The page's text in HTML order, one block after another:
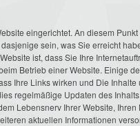
eingerichtet. An diesem
sein, was Sie erreicht
ist, dass Sie Ihre
Betrieb einer Website. Einige
Ihre Links wirken und Die Inhalte
regelmäßige Updaten des
Lebensnerv Ihrer Website, Ihren
aktuellen Informationen